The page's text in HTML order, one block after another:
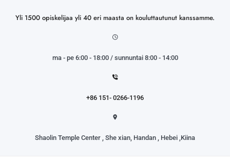
sisältöönYli 1500 opiskelijaa yli 40 eri maasta on kouluttautunut kanssamme.
ma - pe 6:00 - 18:00 / sunnuntai 8:00 - 14:00
+86 151- 0266-1196
Shaolin Temple Center , She xian, Handan , Hebei ,Kiina